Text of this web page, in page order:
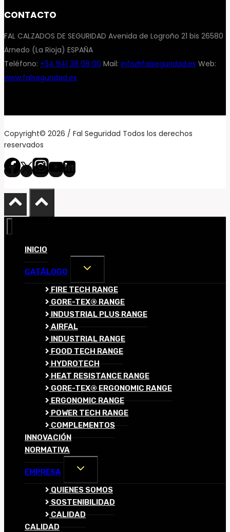
CONTACTO
FAL CALZADOS DE SEGURIDAD Avenida de Logroño 21 bis 26580
Arnedo (La Rioja) ESPAÑA
Teléfono: +34 941 38 08 00 Mail: info@falseguridad.es Web:
www.falseguridad.es
Copyright© 2026 / Fal Seguridad Todos los derechos
reservados
INICIO
CATÁLOGO
ALTERNAR
HIJO
FIRE TECH RANGE
GORE-TEX® RANGE
INDUSTRIAL PLUS RANGE
AIRFAL
INDUSTRIAL RANGE
FOOD TECH RANGE
HYDROTECH
HEAT RESISTANCE RANGE
GORE-TEX® ERGONOMIC RANGE
ERGONOMIC RANGE
POWER TECH RANGE
COMPLEMENTOS
INNOVACIÓN
NORMATIVA
EMPRESA
ALTERNAR
HIJO
QUIENES SOMOS
SOSTENIBILIDAD
CALIDAD
CALIDAD